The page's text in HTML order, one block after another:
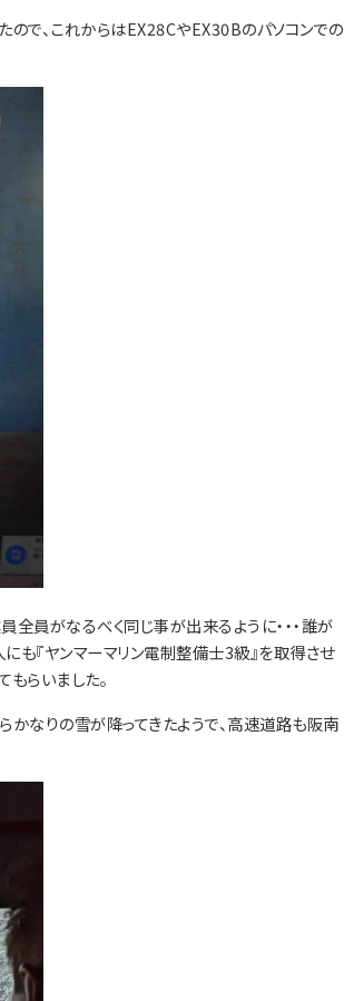
ので、これからはEX28CやEX30Bのパソコンでの
員がなるべく同じ事が出来るように・・・誰が
も『ヤンマーマリン電制整備士3級』を取得させ
らいました。
なりの雪が降ってきたようで、高速道路も阪南